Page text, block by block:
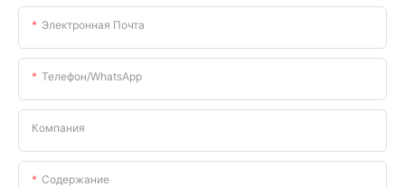
Электронная Почта
Телефон/WhatsApp
Компания
Содержание